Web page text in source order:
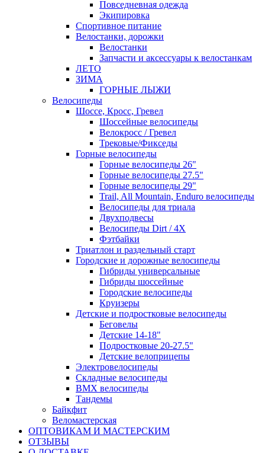
Повседневная одежда
Экипировка
Спортивное питание
Велостанки, дорожки
Велостанки
Запчасти и аксессуары к велостанкам
ЛЕТО
ЗИМА
ГОРНЫЕ ЛЫЖИ
Велосипеды
Шоссе, Кросс, Гревел
Шоссейные велосипеды
Велокросс / Гревел
Трековые/Фикседы
Горные велосипеды
Горные велосипеды 26"
Горные велосипеды 27.5"
Горные велосипеды 29"
Trail, All Mountain, Enduro велосипеды
Велосипеды для триала
Двухподвесы
Велосипеды Dirt / 4X
Фэтбайки
Триатлон и раздельный старт
Городские и дорожные велосипеды
Гибриды универсальные
Гибриды шоссейные
Городские велосипеды
Круизеры
Детские и подростковые велосипеды
Беговелы
Детские 14-18"
Подростковые 20-27.5"
Детские велоприцепы
Электровелосипеды
Складные велосипеды
BMX велосипеды
Тандемы
Байкфит
Веломастерская
ОПТОВИКАМ И МАСТЕРСКИМ
ОТЗЫВЫ